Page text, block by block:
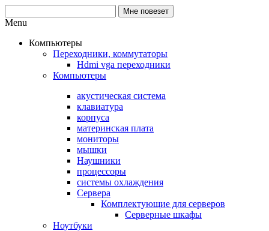
Menu
Компьютеры
Переходники, коммутаторы
Hdmi vga переходники
Компьютеры
акустическая система
клавиатура
корпуса
материнская плата
мониторы
мышки
Наушники
процессоры
системы охлаждения
Сервера
Комплектующие для серверов
Серверные шкафы
Ноутбуки